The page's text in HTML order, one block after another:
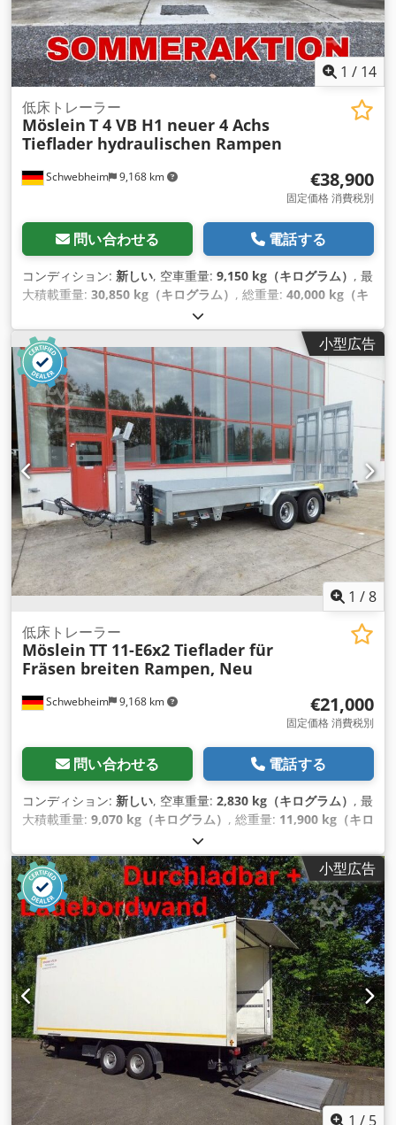
1 / 14
Schwebheim 9,168 km
低床トレーラー
Möslein T 4 VB H1 neuer 4 Achs
Tieflader hydraulischen Rampen
€38,900
固定価格 消費税別
問い合わせる 電話する
コンディション: 新しい, 空車重量: 9,150 kg（キログラム） , 最
大積載重量: 30,850 kg（キログラム） , 総重量: 40,000 kg（キ
, 荷室長:
ョン:空気, タイヤサイズ:235/75 R 17,5, 色:その他, 変速方式:
その他, フロントタイヤサイズ:235/75 R 17,5, 後輪タイヤサイ
ズ:235/75 R 17,5 , 運転席:その他, 排出クラス: , 燃料:バ
イオディーゼル, 装備:
ABS（アンチロック・ブレーキ・システ
ム）, 圧縮空気ブレーキ,
小型広告
1 /8
Schwebheim 9,168 km
低床トレーラー
Möslein TT 11-E6x2 Tieflader für
Fräsen breiten Rampen, Neu
€21,000
固定価格 消費税別
問い合わせる 電話する
コンディション: 新しい, 空車重量: 2,830 kg（キログラム） , 最
大積載重量: 9,070 kg（キログラム） , 総重量: 11,900 kg（キロ
, 荷室長:
mm, サスペンション:鋼, タイヤサイズ:235 / 75 R 17,5, ホイ
ールベース:990 mm, 色:その他 , 変速方式:その他, フロントタ
イヤサイズ:235 / 75 R 17,5, 後輪タイヤサイズ:235 / 75 R
17,5, 運転席:その他, 排出クラス:なし, 燃料:バイオディーゼ
ル, 装備:ABS（アンチロック・ブレーキ・システム）, 圧縮空
気ブレーキ,
小型広告
1 / 5